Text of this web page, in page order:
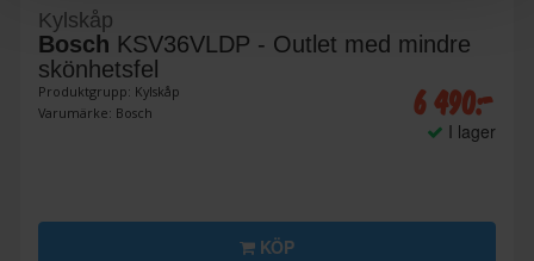
Kylskåp
Bosch KSV36VLDP - Outlet med mindre
skönhetsfel
Produktgrupp: Kylskåp
Varumärke: Bosch
6 490:-
I lager
KÖP